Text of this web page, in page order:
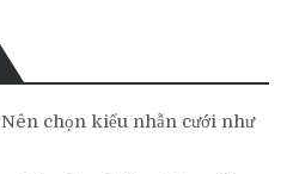
Nên chọn kiểu nhẫn cưới như